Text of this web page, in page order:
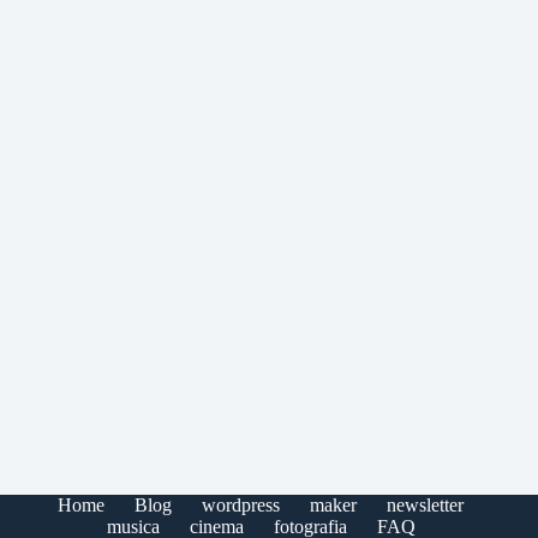
Home Blog wordpress maker
newsletter
musica
cinema fotografia FAQ